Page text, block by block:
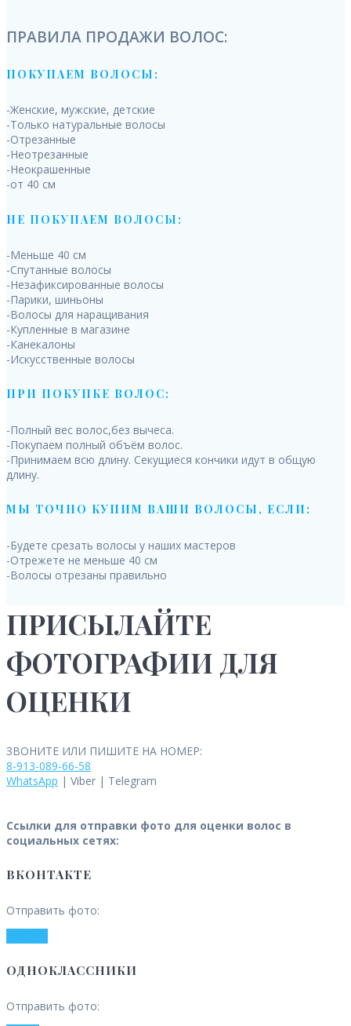
ПРАВИЛА ПРОДАЖИ ВОЛОС:
ПОКУПАЕМ ВОЛОСЫ:
-Женские, мужские, детские
-Только натуральные волосы
-Отрезанные
-Неотрезанные
-Неокрашенные
-от 40 см
НЕ ПОКУПАЕМ ВОЛОСЫ:
-Меньше 40 см
-Спутанные волосы
-Незафиксированные волосы
-Парики, шиньоны
-Волосы для наращивания
-Купленные в магазине
-Канекалоны
-Искусственные волосы
ПРИ ПОКУПКЕ ВОЛОС:
-Полный вес волос,без вычеса.
-Покупаем полный объём волос.
-Принимаем всю длину. Секущиеся кончики идут в общую
длину.
МЫ ТОЧНО КУПИМ ВАШИ ВОЛОСЫ, ЕСЛИ:
-Будете срезать волосы у наших мастеров
-Отрежете не меньше 40 см
-Волосы отрезаны правильно
ПРИСЫЛАЙТЕ
ФОТОГРАФИИ ДЛЯ
ОЦЕНКИ
ЗВОНИТЕ ИЛИ ПИШИТЕ НА НОМЕР:
8-913-089-66-58
WhatsApp | Viber | Telegram
Ссылки для отправки фото для оценки волос в
социальных сетях:
ВКОНТАКТЕ
Отправить фото:
ОДНОКЛАССНИКИ
Отправить фото: